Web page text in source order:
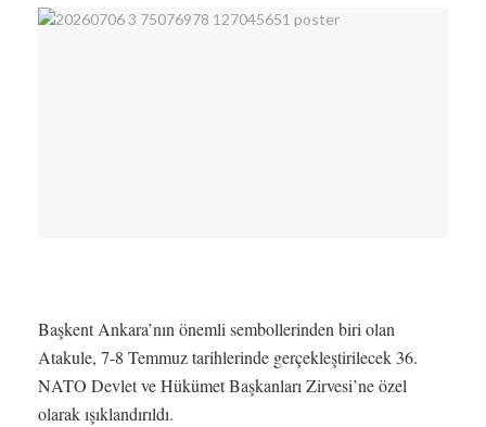
Başkent Ankara’nın önemli sembollerinden biri olan
Atakule, 7-8 Temmuz tarihlerinde gerçekleştirilecek 36.
NATO Devlet ve Hükümet Başkanları Zirvesi’ne özel
olarak ışıklandırıldı.